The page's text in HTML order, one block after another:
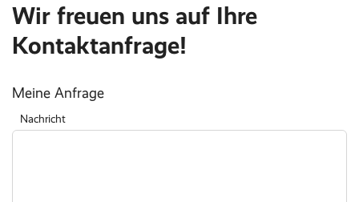
Wir freuen uns auf Ihre
Kontaktanfrage!
Meine Anfrage
Nachricht